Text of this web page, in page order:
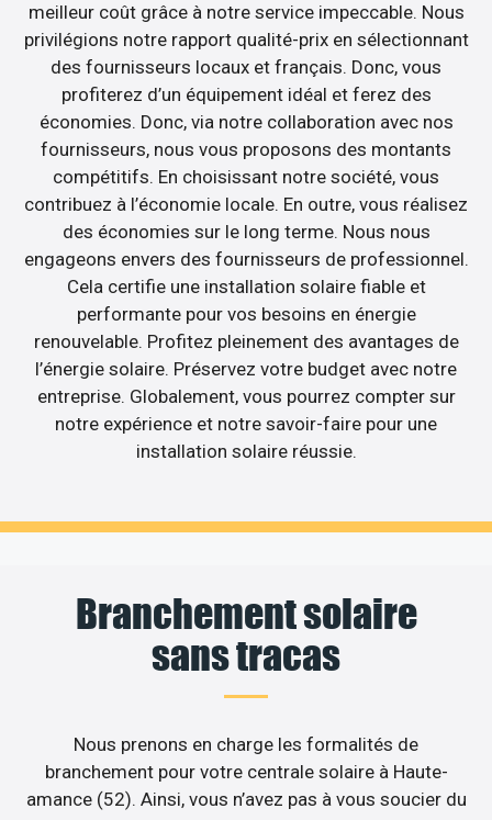
meilleur coût grâce à notre service impeccable. Nous
privilégions notre rapport qualité-prix en sélectionnant
des fournisseurs locaux et français. Donc, vous
profiterez d’un équipement idéal et ferez des
économies. Donc, via notre collaboration avec nos
fournisseurs, nous vous proposons des montants
compétitifs. En choisissant notre société, vous
contribuez à l’économie locale. En outre, vous réalisez
des économies sur le long terme. Nous nous
engageons envers des fournisseurs de professionnel.
Cela certifie une installation solaire fiable et
performante pour vos besoins en énergie
renouvelable. Profitez pleinement des avantages de
l’énergie solaire. Préservez votre budget avec notre
entreprise. Globalement, vous pourrez compter sur
notre expérience et notre savoir-faire pour une
installation solaire réussie.
Branchement solaire
sans tracas
Nous prenons en charge les formalités de
branchement pour votre centrale solaire à Haute-
amance (52). Ainsi, vous n’avez pas à vous soucier du